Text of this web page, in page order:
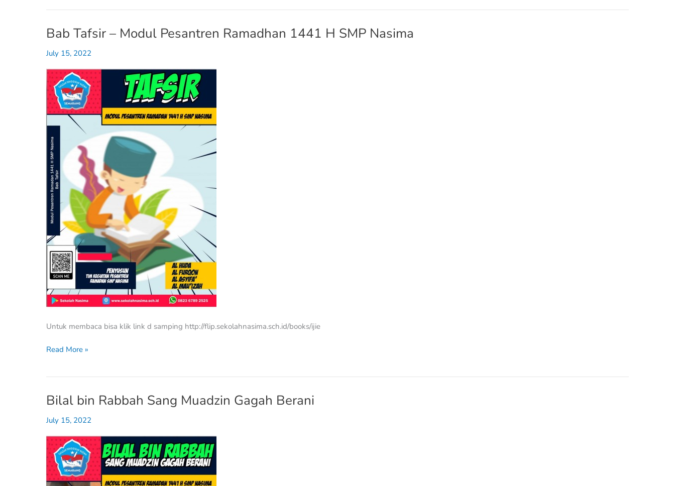
Bab Tafsir – Modul Pesantren Ramadhan 1441 H SMP Nasima
July 15, 2022
Untuk membaca bisa klik link d samping http://flip.sekolahnasima.sch.id/books/ijie
Bab
–
Modul
Pesantren
Ramadhan
1441
H
SMP
Nasima
Read More »
Bilal bin Rabbah Sang Muadzin Gagah Berani
July 15, 2022
Bilal
Rabbah
Sang
Muadzin
Gagah
Berani